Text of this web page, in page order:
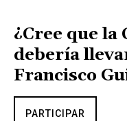
¿Cree que la
debería
Francisco
PARTICIPAR